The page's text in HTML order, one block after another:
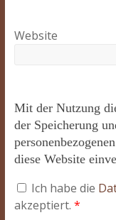
Website
Mit der Nutzung
der Speicherung
diese Website
Ich habe die
akzeptiert. *